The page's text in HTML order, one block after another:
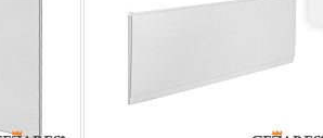
CZR-L-SD-03/24